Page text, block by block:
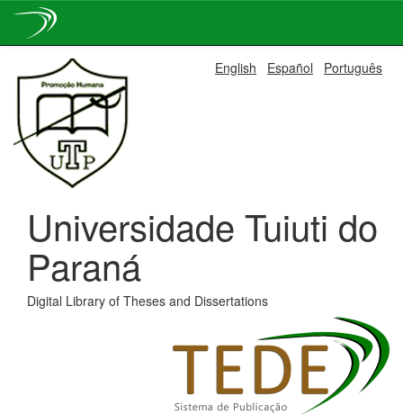
navigation
English Español Português
Universidade Tuiuti do
Paraná
Digital Library of Theses and Dissertations